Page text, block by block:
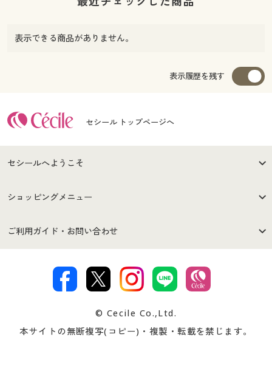
表示できる商品がありません。
表示履歴を残す
セシール トップページへ
セシールへようこそ
はじめての方へ
セシールご利用規約
著作権・商標について 会社案内
ショッピングメニュー
商品カテゴリ
プレゼント＆キャンペーン サイトマップ
ご利用ガイド・お問い合わせ
交換・返品は お支払は
ついて
忘れの場合
© Cecile Co.,Ltd.
本サイトの無断複写(コピー)・複製・転載を禁じます。